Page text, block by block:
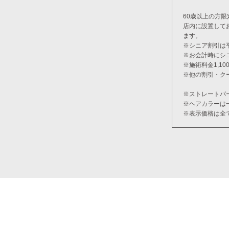
60歳以上の方限
店内に設置して
ます。
※シニア割引は
※お会計時にシ
※施術料金
※他の割引・ク
※ストレートパ
※ヘアカラーは
※表示価格は全